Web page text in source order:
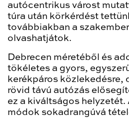
autócentrikus várost
túra után körkérdést
továbbiakban a
olvashatjátok.
Debrecen méretéből és
tökéletes a gyors,
kerékpáros közlekedésre,
rövid távú autózás
ez a kiváltságos
módok sokadrangúvá